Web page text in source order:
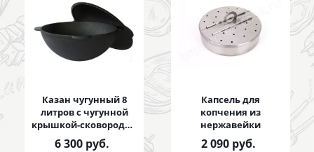
Казан чугунный 8
литров с чугунной
крышкой-сковородой
8 литров
6 300руб.
Капсель для
копчения из
нержавейки
2 090руб.